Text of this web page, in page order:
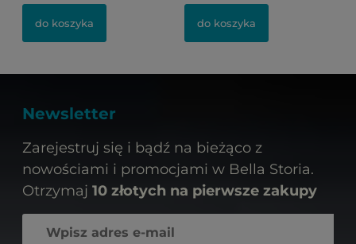
do koszyka do koszyka
Newsletter
Zarejestruj się i bądź na bieżąco z
nowościami i promocjami w Bella Storia.
Otrzymaj 10 złotych na pierwsze zakupy